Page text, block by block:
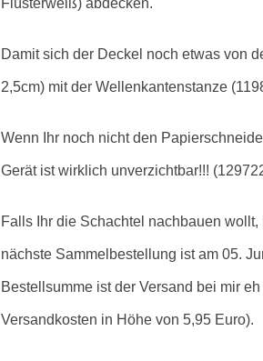
Flüsterweiß) abdecken.
Damit sich der Deckel noch etwas von
2,5cm) mit der Wellenkantenstanze
Wenn Ihr noch nicht den
Gerät ist wirklich unverzichtbar!!!
Falls Ihr die Schachtel nachbauen
nächste Sammelbestellung ist am 05.
Bestellsumme ist der Versand bei mir
Versandkosten in Höhe von 5,95 Euro).